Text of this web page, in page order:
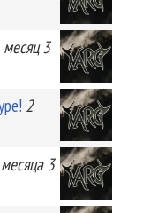
месяц 3
2
3